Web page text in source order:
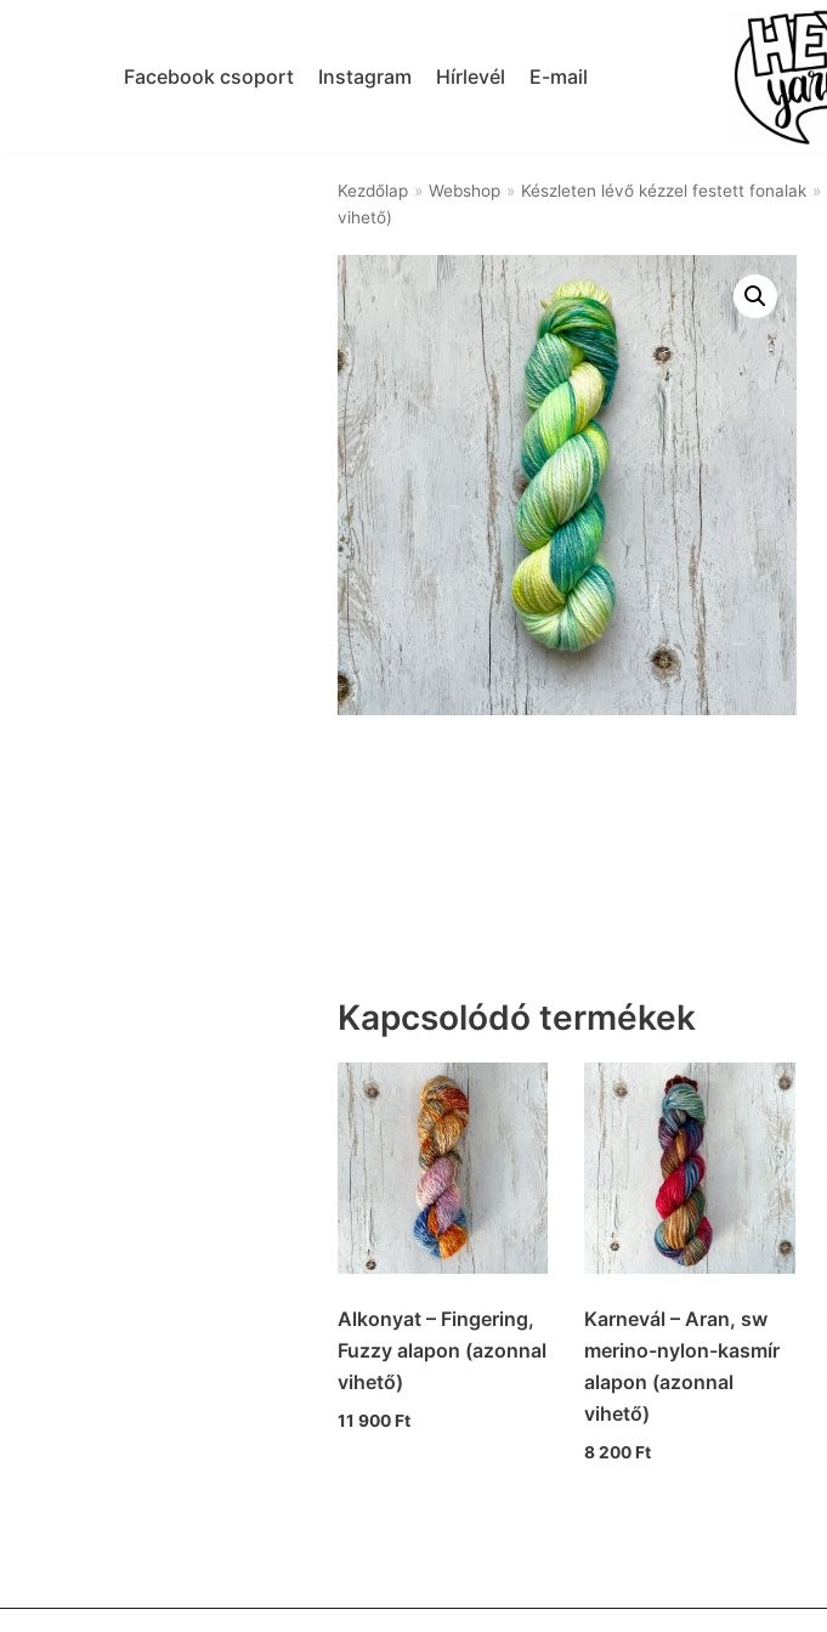
Facebook csoport Instagram Hírlevél E-mail
Kezdőlap » Webshop » Készleten lévő kézzel festett fonalak »
vihető)
Kapcsolódó termékek
Alkonyat – Fingering,
Fuzzy alapon (azonnal
vihető)
11 900Ft
Karnevál – Aran, sw
merino-nylon-kasmír
alapon (azonnal
vihető)
8 200Ft